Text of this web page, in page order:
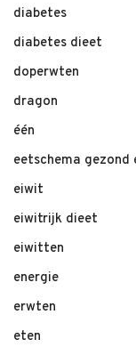
diabetes
diabetes dieet
doperwten
dragon
één
eetschema gezond
eiwit
eiwitrijk dieet
eiwitten
energie
erwten
eten